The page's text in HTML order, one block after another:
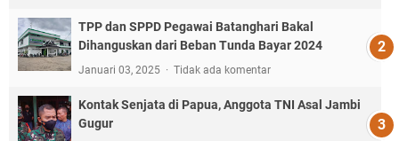
TPP dan SPPD Pegawai Batanghari Bakal
Dihanguskan dari Beban Tunda Bayar 2024
Januari 03, 2025 Tidak ada komentar
Kontak Senjata di Papua, Anggota TNI Asal Jambi
Gugur